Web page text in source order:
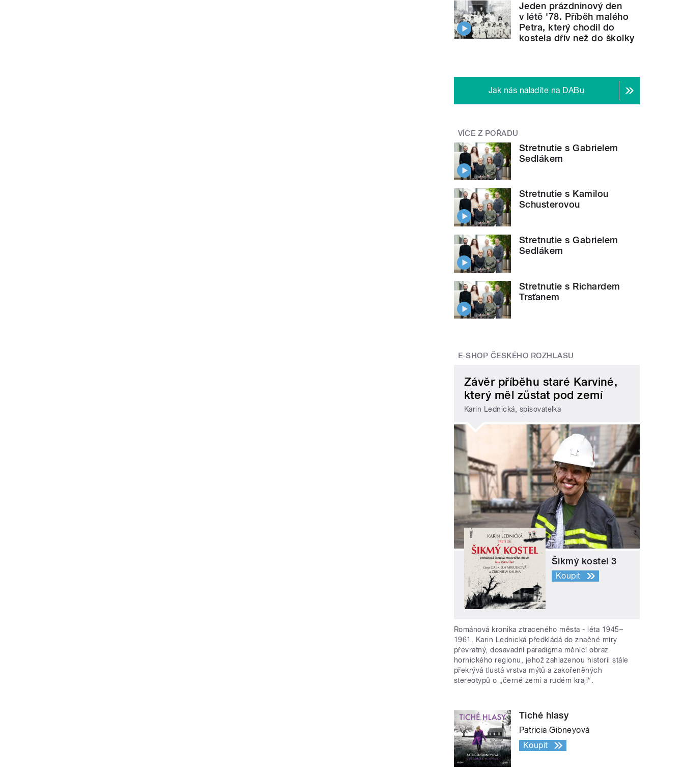
Jeden prázdninový den
v létě '78. Příběh malého
Petra, který chodil do
kostela dřív než do školky
Jak nás naladíte na DABu
VÍCE Z POŘADU
Stretnutie s Gabrielem
Sedlákem
Stretnutie s Kamilou
Schusterovou
Stretnutie s Gabrielem
Sedlákem
Stretnutie s Richardem
Trsťanem
E-SHOP ČESKÉHO ROZHLASU
Závěr příběhu staré Karviné,
který měl zůstat pod zemí
Karin Lednická, spisovatelka
Šikmý kostel 3
Koupit
Románová kronika ztraceného města - léta 1945–
1961. Karin Lednická předkládá do značné míry
převratný, dosavadní paradigma měnící obraz
hornického regionu, jehož zahlazenou historii stále
překrývá tlustá vrstva mýtů a zakořeněných
stereotypů o „černé zemi a rudém kraji“.
Tiché hlasy
Patricia Gibneyová
Koupit